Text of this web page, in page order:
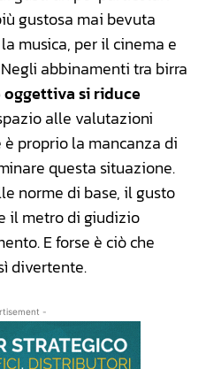
gustosa mai bevuta
musica, per il cinema e
abbinamenti tra birra
si riduce
alle valutazioni
proprio la mancanza di
questa situazione.
norme di base, il gusto
il metro di giudizio
E forse è ciò che
divertente.
-